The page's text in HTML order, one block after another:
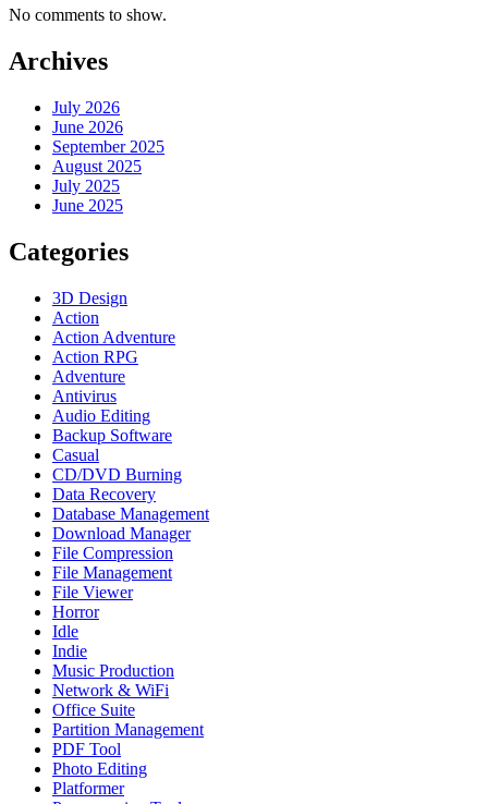
No comments to show.
Archives
July 2026
June 2026
September 2025
August 2025
July 2025
June 2025
Categories
3D Design
Action
Action Adventure
Action RPG
Adventure
Antivirus
Audio Editing
Backup Software
Casual
CD/DVD Burning
Data Recovery
Database Management
Download Manager
File Compression
File Management
File Viewer
Horror
Idle
Indie
Music Production
Network & WiFi
Office Suite
Partition Management
PDF Tool
Photo Editing
Platformer